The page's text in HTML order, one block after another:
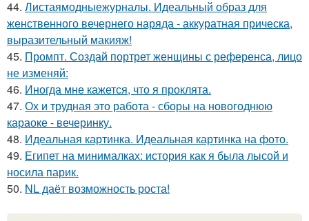
44. Листаямодныежурналы. Идеальный образ для
женственного вечернего наряда - аккуратная прическа,
выразительный макияж!
45. Промпт. Создай портрет женщины с референса, лицо
не изменяй:
46. Иногда мне кажется, что я проклята.
47. Ох и трудная это работа - сборы на новогоднюю
караоке - вечеринку.
48. Идеальная картинка. Идеальная картинка на фото.
49. Египет на минималках: история как я была лысой и
носила парик.
50. NL даёт возможность роста!